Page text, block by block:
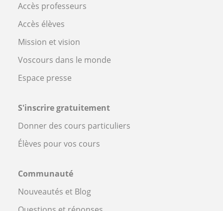
Accès professeurs
Accès élèves
Mission et vision
Voscours dans le monde
Espace presse
S'inscrire gratuitement
Donner des cours particuliers
Élèves pour vos cours
Communauté
Nouveautés et Blog